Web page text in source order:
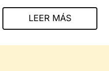
LEER MÁS